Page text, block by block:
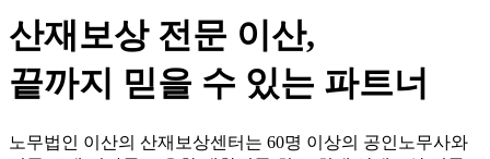
산재보상 전문 이산,
끝까지 믿을 수 있는 파트너
노무법인 이산의 산재보상센터는 60명 이상의 공인노무사와